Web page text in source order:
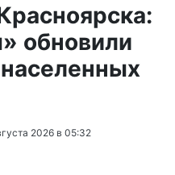
обновили
2026 в 05:32